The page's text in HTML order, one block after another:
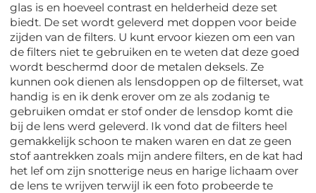
glas is en hoeveel contrast en helderheid deze set
biedt. De set wordt geleverd met doppen voor beide
zijden van de filters. U kunt ervoor kiezen om een van
de filters niet te gebruiken en te weten dat deze goed
wordt beschermd door de metalen deksels. Ze
kunnen ook dienen als lensdoppen op de filterset, wat
handig is en ik denk erover om ze als zodanig te
gebruiken omdat er stof onder de lensdop komt die
bij de lens werd geleverd. Ik vond dat de filters heel
gemakkelijk schoon te maken waren en dat ze geen
stof aantrekken zoals mijn andere filters, en de kat had
het lef om zijn snotterige neus en harige lichaam over
de lens te wrijven terwijl ik een foto probeerde te